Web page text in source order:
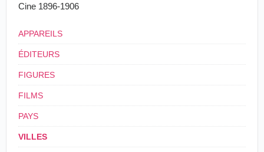
Cine 1896-1906
APPAREILS
ÉDITEURS
FIGURES
FILMS
PAYS
VILLES